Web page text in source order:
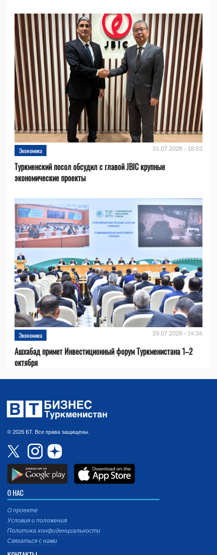
Экономика 31.07.2026 - 16:53
Туркменский посол обсудил с главой JBIC крупные
экономические проекты
Экономика 29.07.2026 - 14:34
Ашхабад примет Инвестиционный форум Туркменистана 1–2
октября
© 2026 БТ. Все права защищены.
О НАС
О проекте
Условия и положения
Политика конфиденциальности
Связаться с нами